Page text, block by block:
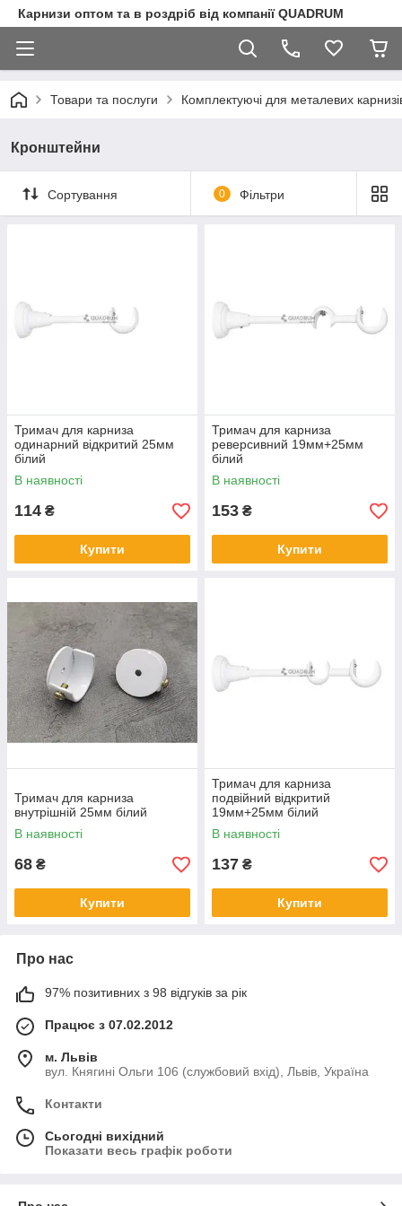
Карнизи оптом та в роздріб від компанії QUADRUM
Товари та послуги Комплектуючі для металевих
Кронштейни
Сортування 0 Фільтри
Тримач для карниза
одинарний відкритий 25мм
білий
В наявності
114 ₴
Купити
Тримач для карниза
реверсивний 19мм+25мм
білий
В наявності
153 ₴
Купити
Тримач для карниза
внутрішній 25мм білий
В наявності
68 ₴
Купити
Тримач для карниза
подвійний відкритий
19мм+25мм білий
В наявності
137 ₴
Купити
Про нас
97% позитивних з 98 відгуків за рік
Працює з 07.02.2012
м. Львів
вул. Княгині Ольги 106 (службовий вхід), Львів, Україна
Контакти
Сьогодні вихідний
Показати весь графік роботи